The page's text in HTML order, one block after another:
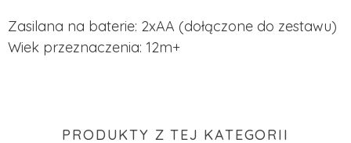
Zasilana na baterie: 2xAA (dołączone do zestawu)
Wiek przeznaczenia: 12m+
PRODUKTY Z TEJ KATEGORII